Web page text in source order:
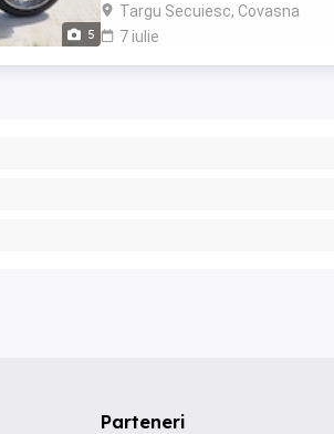
5
Targu Secuiesc, Covasna
7 iulie
Parteneri